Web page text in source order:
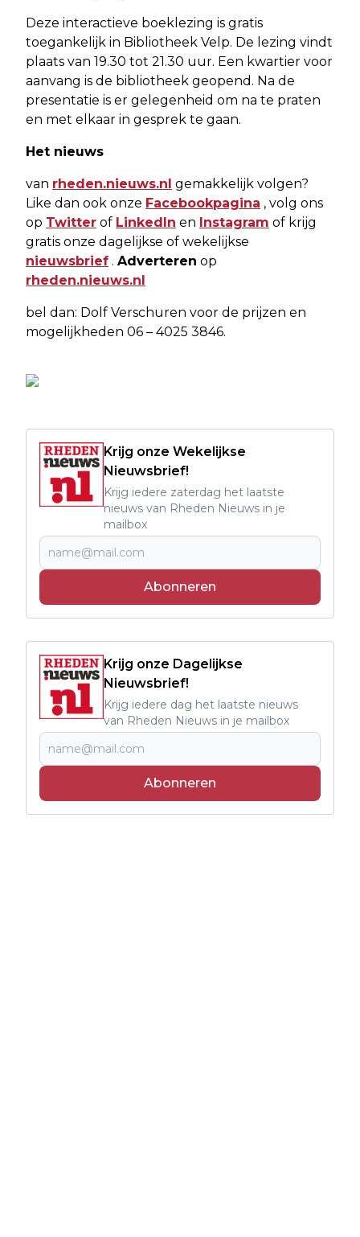
Deze interactieve boeklezing is gratis
toegankelijk in Bibliotheek Velp. De lezing vindt
plaats van 19.30 tot 21.30 uur. Een kwartier voor
aanvang is de bibliotheek geopend. Na de
presentatie is er gelegenheid om na te praten
en met elkaar in gesprek te gaan.
Het nieuws
van rheden.nieuws.nl gemakkelijk volgen?
Like dan ook onze Facebookpagina , volg ons
op Twitter of LinkedIn en Instagram of krijg
gratis onze dagelijkse of wekelijkse
nieuwsbrief . Adverteren op
rheden.nieuws.nl
bel dan: Dolf Verschuren voor de prijzen en
mogelijkheden 06 – 4025 3846.
Krijg onze Wekelijkse
Nieuwsbrief!
Krijg iedere zaterdag het laatste
nieuws van Rheden Nieuws in je
mailbox
Abonneren
Krijg onze Dagelijkse
Nieuwsbrief!
Krijg iedere dag het laatste nieuws
van Rheden Nieuws in je mailbox
Abonneren